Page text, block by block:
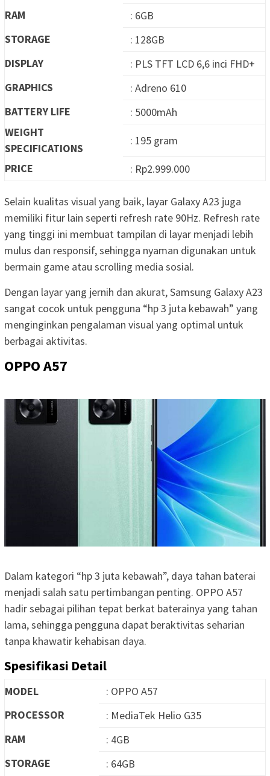
RAM
: 6GB
STORAGE
: 128GB
DISPLAY
: PLS TFT LCD 6,6 inci FHD+
GRAPHICS
: Adreno 610
BATTERY LIFE
: 5000mAh
WEIGHT
SPECIFICATIONS
: 195 gram
PRICE
: Rp2.999.000
Selain kualitas visual yang baik, layar Galaxy A23 juga
memiliki fitur lain seperti refresh rate 90Hz. Refresh rate
yang tinggi ini membuat tampilan di layar menjadi lebih
mulus dan responsif, sehingga nyaman digunakan untuk
bermain game atau scrolling media sosial.
Dengan layar yang jernih dan akurat, Samsung Galaxy A23
sangat cocok untuk pengguna “hp 3 juta kebawah” yang
menginginkan pengalaman visual yang optimal untuk
berbagai aktivitas.
OPPO A57
Dalam kategori “hp 3 juta kebawah”, daya tahan baterai
menjadi salah satu pertimbangan penting. OPPO A57
hadir sebagai pilihan tepat berkat baterainya yang tahan
lama, sehingga pengguna dapat beraktivitas seharian
tanpa khawatir kehabisan daya.
Spesifikasi Detail
MODEL
: OPPO A57
PROCESSOR
: MediaTek Helio G35
RAM
: 4GB
STORAGE
: 64GB